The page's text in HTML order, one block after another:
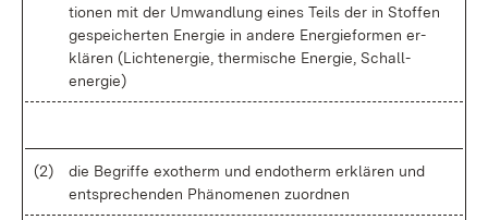
tio­nen mit der Um­wand­lung ei­nes Teils der in Stof­fen
ge­spei­cher­ten Ener­gie in an­de­re En­er­gie­for­men er­
klä­ren (Licht­ener­gie, ther­mi­sche En­er­gie, Schall­
ener­gie)
(2)
die Be­grif­fe exo­therm und en­do­therm er­klä­ren und
ent­spre­chen­den Phä­no­me­nen zu­ord­nen